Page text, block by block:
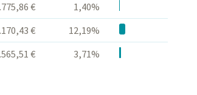
€
1,40%
€
12,19%
€ 3,71%